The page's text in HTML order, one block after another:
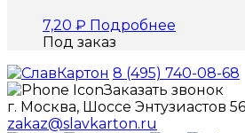
7,20 ₽ Подробнее
Под заказ
8 (495) 740-08-68
Заказать звонок
г. Москва, Шоссе Энтузиастов 56
zakaz@slavkarton.ru